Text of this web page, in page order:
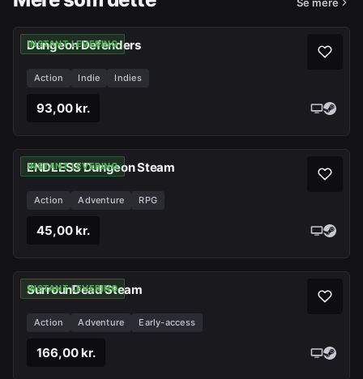
INSTANT LEVERING
Dungeon Defenders
Action Indie Indies
93,00 kr.
INSTANT LEVERING
ENDLESS Dungeon Steam
Action Adventure RPG
45,00 kr.
INSTANT LEVERING
SurrounDead Steam
Action Adventure Early-access
166,00 kr.